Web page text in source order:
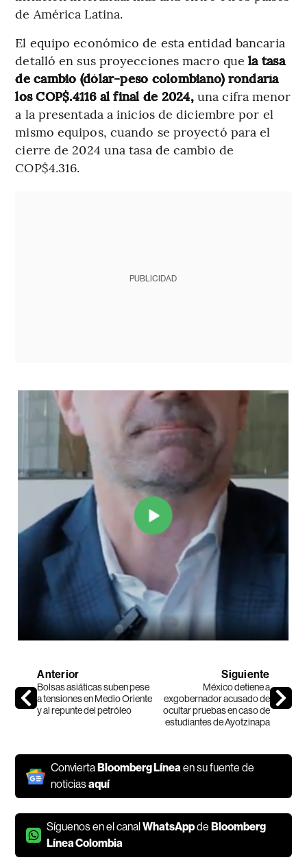
de América Latina.
El equipo económico de esta entidad bancaria
detalló en sus proyecciones macro quela tasa
de cambio (dólar-peso colombiano) rondaría
los COP$.4116 al final de 2024,una cifra menor
a la presentada a inicios de diciembre por el
mismo equipos, cuando se proyectó para el
cierre de 2024 una tasa de cambio de
COP$4.316.
PUBLICIDAD
Anterior
Bolsas asiáticas suben pese
a tensiones en Medio Oriente
y al repunte del petróleo
Siguiente
México detiene a
exgobernador acusado de
ocultar pruebas en caso de
estudiantes de Ayotzinapa
Convierta Bloomberg Líneaen su fuente de
noticiasaquí
Síguenos en el canalWhatsAppde Bloomberg
Línea Colombia